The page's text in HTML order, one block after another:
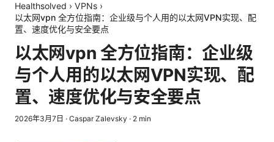
Healthsolved › VPNs ›
以太网vpn 全方位指南：企业级与个人用的以太网VPN实现、配
置、速度优化与安全要点
以太网vpn 全方位指南：企业级
与个人用的以太网VPN实现、配
置、速度优化与安全要点
2026年3月7日 · Caspar Zalevsky · 2 min